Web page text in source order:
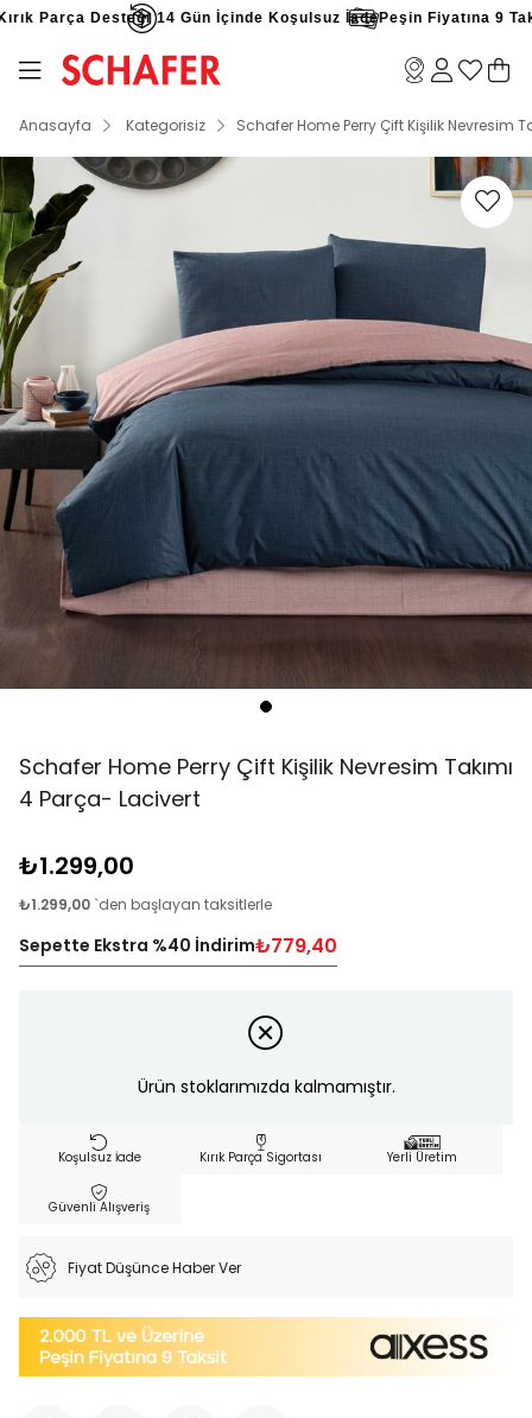
Parça Desteği 14 Gün İçinde Koşulsuz İadePeşin Fiyatına 9
Anasayfa Kategorisiz Schafer Home Perry Çift Kişilik Nevresim
Schafer Home Perry Çift Kişilik Nevresim Takımı
4 Parça- Lacivert
₺1.299,00
₺1.299,00 `den başlayan taksitlerle
Sepette Ekstra %40 İndirim₺779,40
Ürün stoklarımızda kalmamıştır.
Koşulsuz İade Kırık Parça Sigortası Yerli Üretim
Güvenli Alışveriş
Fiyat Düşünce Haber Ver